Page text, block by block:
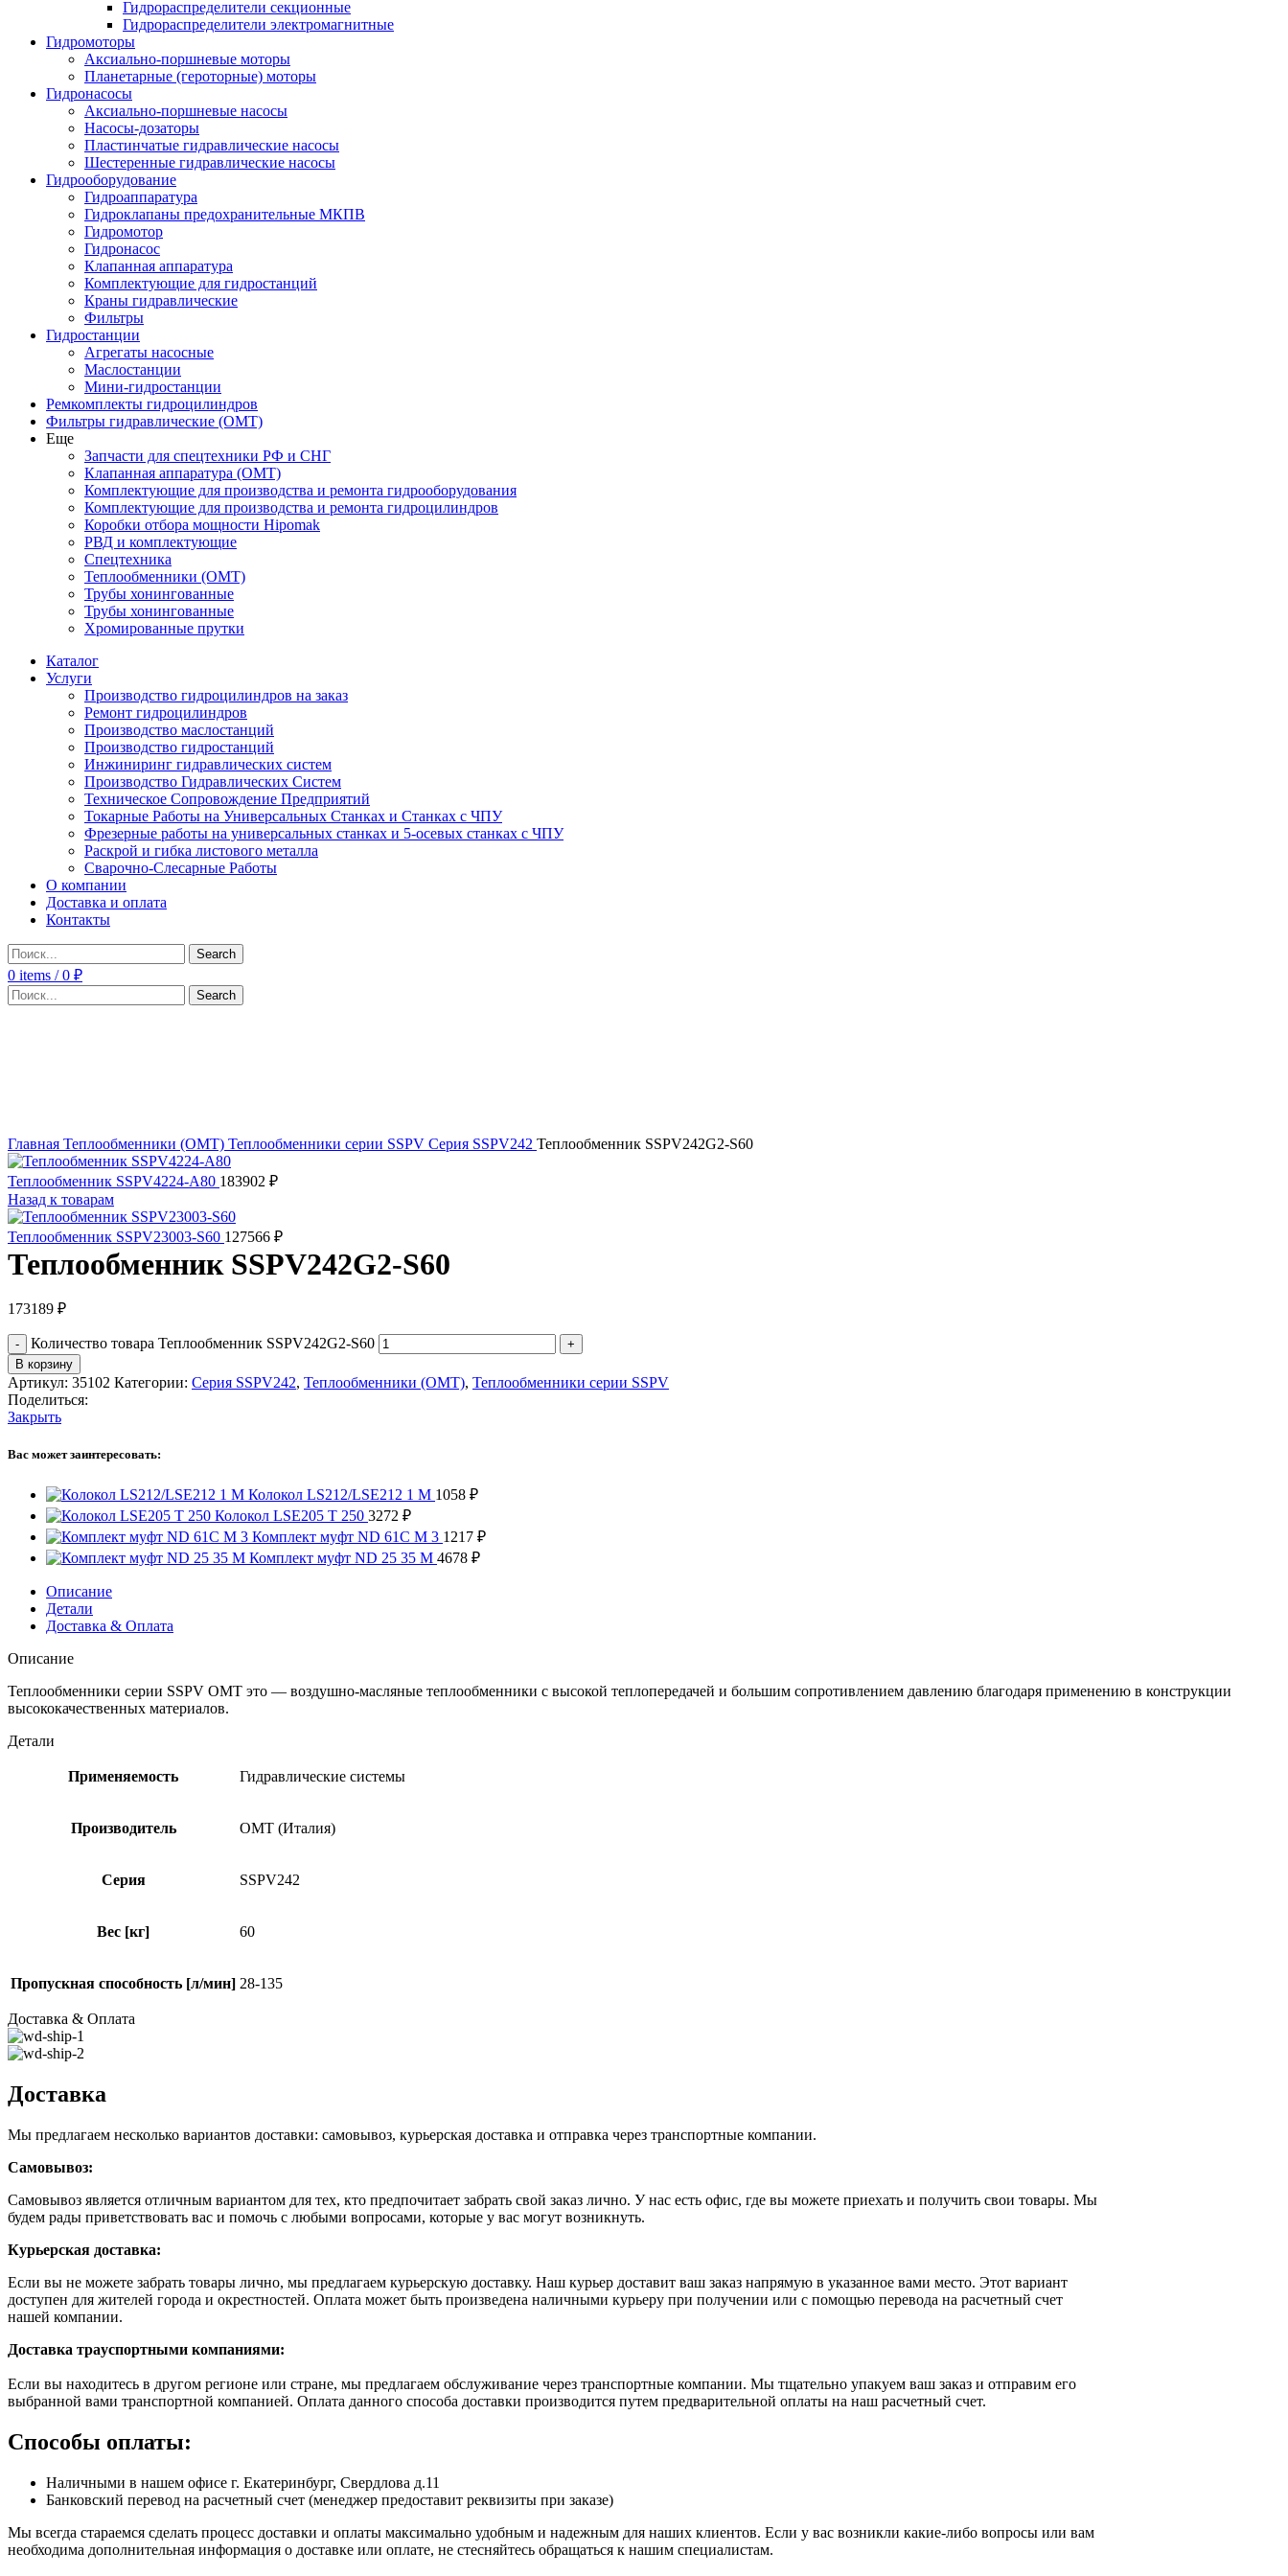
Гидрораспределители секционные
Гидрораспределители электромагнитные
Гидромоторы
Аксиально-поршневые моторы
Планетарные (героторные) моторы
Гидронасосы
Аксиально-поршневые насосы
Насосы-дозаторы
Пластинчатые гидравлические насосы
Шестеренные гидравлические насосы
Гидрооборудование
Гидроаппаратура
Гидроклапаны предохранительные МКПВ
Гидромотор
Гидронасос
Клапанная аппаратура
Комплектующие для гидростанций
Краны гидравлические
Фильтры
Гидростанции
Агрегаты насосные
Маслостанции
Мини-гидростанции
Ремкомплекты гидроцилиндров
Фильтры гидравлические (OMT)
Еще
Запчасти для спецтехники РФ и СНГ
Клапанная аппаратура (OMT)
Комплектующие для производства и ремонта гидрооборудования
Комплектующие для производства и ремонта гидроцилиндров
Коробки отбора мощности Hipomak
РВД и комплектующие
Спецтехника
Теплообменники (OMT)
Трубы хонингованные
Трубы хонингованные
Хромированные прутки
Каталог
Услуги
Производство гидроцилиндров на заказ
Ремонт гидроцилиндров
Производство маслостанций
Производство гидростанций
Инжиниринг гидравлических систем
Производство Гидравлических Систем
Техническое Сопровождение Предприятий
Токарные Работы на Универсальных Станках и Станках с ЧПУ
Фрезерные работы на универсальных станках и 5-осевых станках с ЧПУ
Раскрой и гибка листового металла
Сварочно-Слесарные Работы
О компании
Доставка и оплата
Контакты
Search
0 items / 0 ₽
Search
Главная Теплообменники (OMT) Теплообменники серии SSPV Серия SSPV242 Теплообменник SSPV242G2-S60
Теплообменник SSPV4224-A80 183902 ₽
Назад к товарам
Теплообменник SSPV23003-S60 127566 ₽
Теплообменник SSPV242G2-S60
173189 ₽
Количество товара Теплообменник SSPV242G2-S60
В корзину
Артикул: 35102 Категории: Серия SSPV242, Теплообменники (OMT), Теплообменники серии SSPV
Поделиться:
Закрыть
Вас может заинтересовать:
Колокол LS212/LSE212 1 M 1058 ₽
Колокол LSE205 T 250 3272 ₽
Комплект муфт ND 61C M 3 1217 ₽
Комплект муфт ND 25 35 M 4678 ₽
Описание
Детали
Доставка & Оплата
Описание
Теплообменники серии SSPV OMT это — воздушно-масляные теплообменники с высокой теплопередачей и большим сопротивлением давлению благодаря применению в конструкции
высококачественных материалов.
Детали
Применяемость Гидравлические системы
Производитель OMT (Италия)
Серия SSPV242
Вес [кг] 60
Пропускная способность [л/мин] 28-135
Доставка & Оплата
Доставка
Мы предлагаем несколько вариантов доставки: самовывоз, курьерская доставка и отправка через транспортные компании.
Самовывоз:
Самовывоз является отличным вариантом для тех, кто предпочитает забрать свой заказ лично. У нас есть офис, где вы можете приехать и получить свои товары. Мы
будем рады приветствовать вас и помочь с любыми вопросами, которые у вас могут возникнуть.
Курьерская доставка:
Если вы не можете забрать товары лично, мы предлагаем курьерскую доставку. Наш курьер доставит ваш заказ напрямую в указанное вами место. Этот вариант
доступен для жителей города и окрестностей. Оплата может быть произведена наличными курьеру при получении или с помощью перевода на расчетный счет
нашей компании.
Доставка траyспортными компаниями:
Если вы находитесь в другом регионе или стране, мы предлагаем обслуживание через транспортные компании. Мы тщательно упакуем ваш заказ и отправим его
выбранной вами транспортной компанией. Оплата данного способа доставки производится путем предварительной оплаты на наш расчетный счет.
Способы оплаты:
Наличными в нашем офисе г. Екатеринбург, Свердлова д.11
Банковский перевод на расчетный счет (менеджер предоставит реквизиты при заказе)
Мы всегда стараемся сделать процесс доставки и оплаты максимально удобным и надежным для наших клиентов. Если у вас возникли какие-либо вопросы или вам
необходима дополнительная информация о доставке или оплате, не стесняйтесь обращаться к нашим специалистам.